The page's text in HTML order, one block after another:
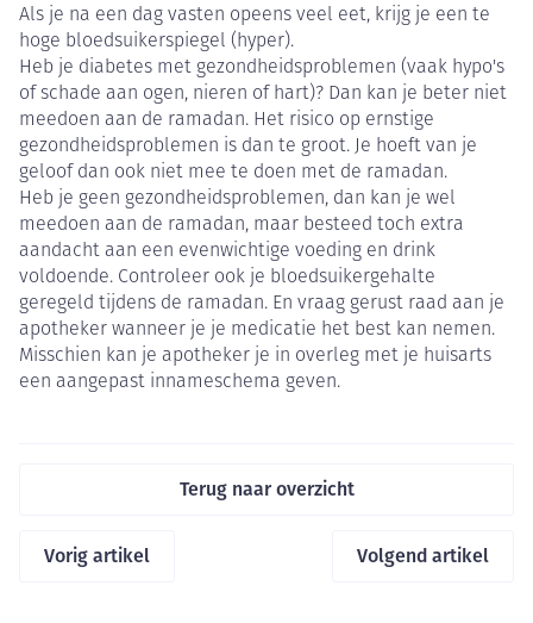
Als je na een dag vasten opeens veel eet, krijg je een te
hoge bloedsuikerspiegel (hyper).
Heb je diabetes met gezondheidsproblemen (vaak hypo's
of schade aan ogen, nieren of hart)? Dan kan je beter niet
meedoen aan de ramadan. Het risico op ernstige
gezondheidsproblemen is dan te groot. Je hoeft van je
geloof dan ook niet mee te doen met de ramadan.
Heb je geen gezondheidsproblemen, dan kan je wel
meedoen aan de ramadan, maar besteed toch extra
aandacht aan een evenwichtige voeding en drink
voldoende. Controleer ook je bloedsuikergehalte
geregeld tijdens de ramadan. En vraag gerust raad aan je
apotheker wanneer je je medicatie het best kan nemen.
Misschien kan je apotheker je in overleg met je huisarts
een aangepast innameschema geven.
Terug naar overzicht
Vorig artikel Volgend artikel